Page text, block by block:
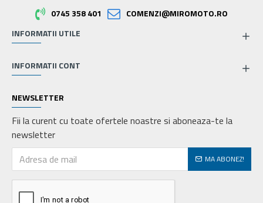
0745 358 401
COMENZI@MIROMOTO.RO
INFORMATII UTILE
INFORMATII CONT
NEWSLETTER
Fii la curent cu toate ofertele noastre si aboneaza-te la
newsletter
MA ABONEZ!